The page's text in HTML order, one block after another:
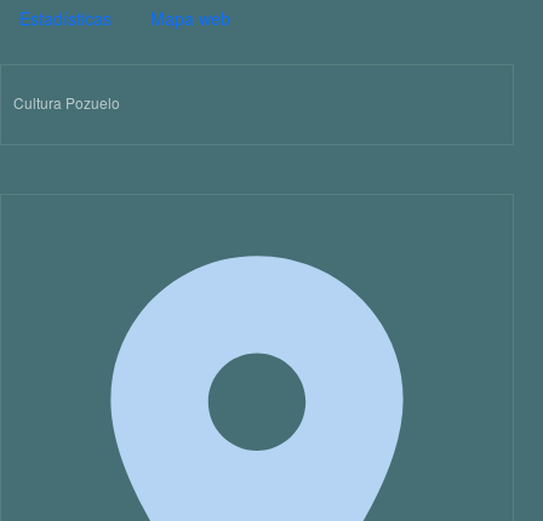
Estadísticas
Mapa web
Cultura Pozuelo